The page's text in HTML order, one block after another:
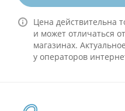
Цена действительна
и может отличаться
магазинах.
у операторов